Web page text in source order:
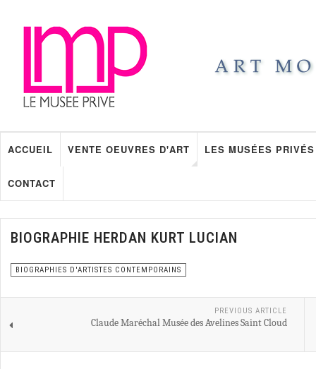
ACCUEIL VENTE OEUVRES D'ART LES MUSÉES PRIVÉS
CONTACT
BIOGRAPHIE HERDAN KURT LUCIAN
BIOGRAPHIES D'ARTISTES CONTEMPORAINS
PREVIOUS ARTICLE
Claude Maréchal Musée des Avelines Saint Cloud